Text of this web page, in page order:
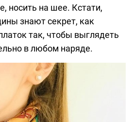
носить на шее. Кстати,
знают секрет, как
так, чтобы выглядеть
в любом наряде.